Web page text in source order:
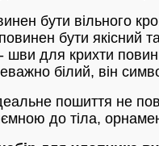
бути вільного
бути якісний
шви для крихти
білий, він
пошиття не
до тіла,